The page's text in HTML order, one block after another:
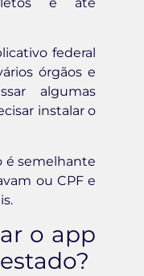
federal
órgãos e
algumas
instalar o
é semelhante
ou CPF e
o app